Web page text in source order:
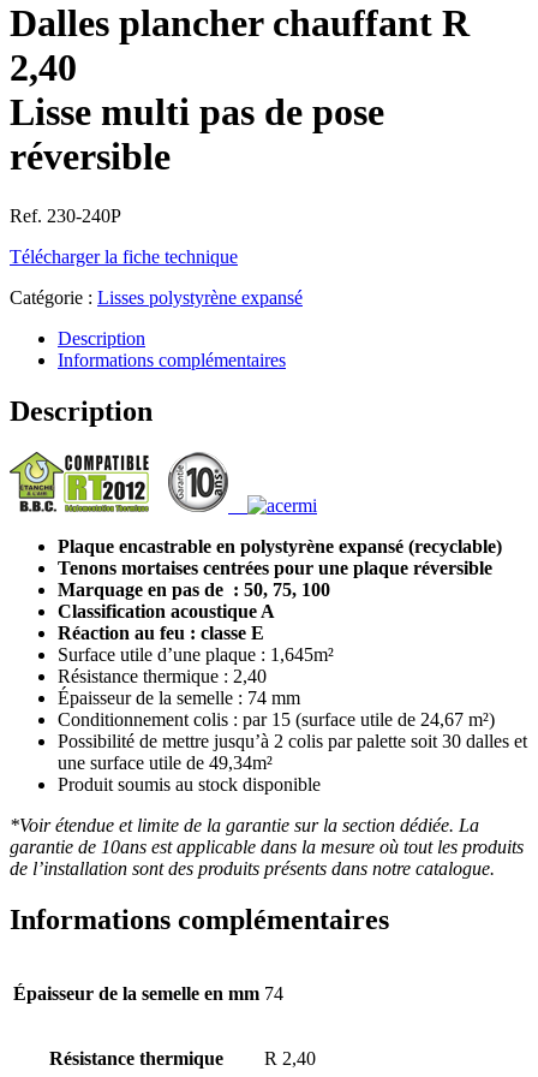
Dalles plancher chauffant R
2,40
Lisse multi pas de pose
réversible
Ref. 230-240P
Télécharger la fiche technique
Catégorie : Lisses polystyrène expansé
Description
Informations complémentaires
Description
Plaque encastrable en polystyrène expansé (recyclable)
Tenons mortaises centrées pour une plaque réversible
Marquage en pas de : 50, 75, 100
Classification acoustique A
Réaction au feu : classe E
Surface utile d’une plaque : 1,645m²
Résistance thermique : 2,40
Épaisseur de la semelle : 74 mm
Conditionnement colis : par 15 (surface utile de 24,67 m²)
Possibilité de mettre jusqu’à 2 colis par palette soit 30 dalles et
une surface utile de 49,34m²
Produit soumis au stock disponible
*Voir étendue et limite de la garantie sur la section dédiée. La
garantie de 10ans est applicable dans la mesure où tout les produits
de l’installation sont des produits présents dans notre catalogue.
Informations complémentaires
Épaisseur de la semelle en mm 74
Résistance thermique R 2,40